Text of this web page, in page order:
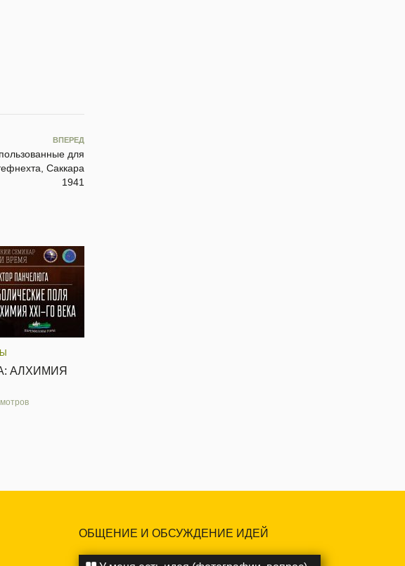
ВПЕРЕД
для
Саккара
1941
АЛХИМИЯ
ОБЩЕНИЕ И ОБСУЖДЕНИЕ ИДЕЙ